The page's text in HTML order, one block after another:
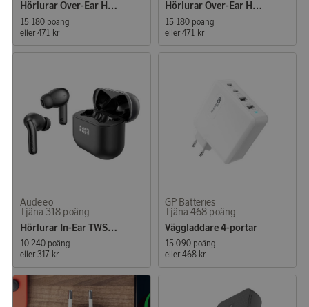
Hörlurar Over-Ear Hybrid ANC ENC Serenehush Vit
15 180 poäng
eller 471 kr
Hörlurar Over-Ear Hybrid ANC ENC Serenehush Svart
15 180 poäng
eller 471 kr
Audeeo
Tjäna 318 poäng
Hörlurar In-Ear TWS ANC ENC LED Novatune Svart
10 240 poäng
eller 317 kr
GP Batteries
Tjäna 468 poäng
Väggladdare 4-portar
15 090 poäng
eller 468 kr